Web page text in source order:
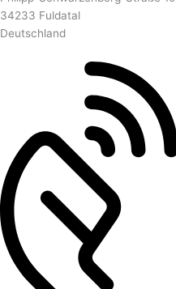
34233 Fuldatal
Deutschland